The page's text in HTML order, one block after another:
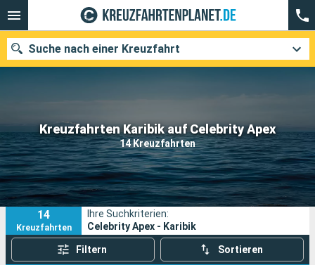
Kreuzfahrten Karibik auf Celebrity Apex
14 Kreuzfahrten
Suche nach einer Kreuzfahrt
Unsere Ziele
Abfahrtsmonat
Häfen Reedereien
Suchen
14
Kreuzfahrten
Ihre Suchkriterien:
Celebrity Apex - Karibik
Filtern Sortieren